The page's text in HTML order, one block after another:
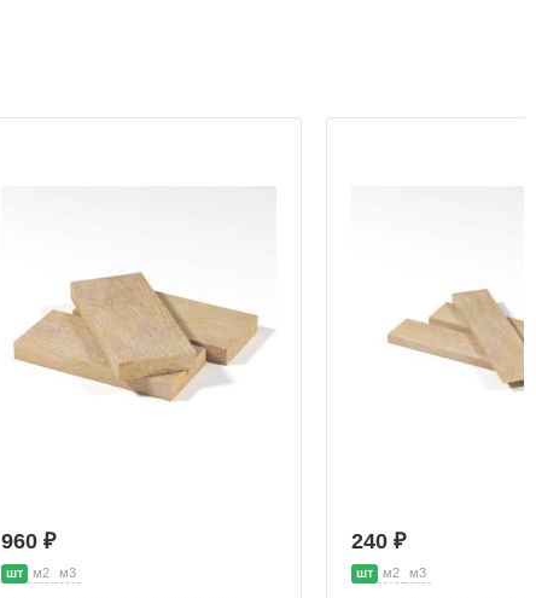
960 ₽
шт м2 м3
240 ₽
шт м2 м3